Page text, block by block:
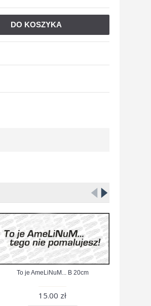
DO KOSZYKA
To je AmeLiNuM... B 20cm
15.00 zł